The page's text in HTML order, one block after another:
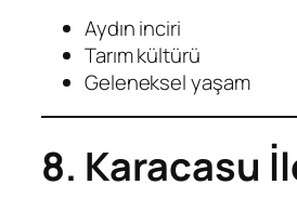
Aydın inciri
Tarım kültürü
Geleneksel yaşam
8. Karacasu